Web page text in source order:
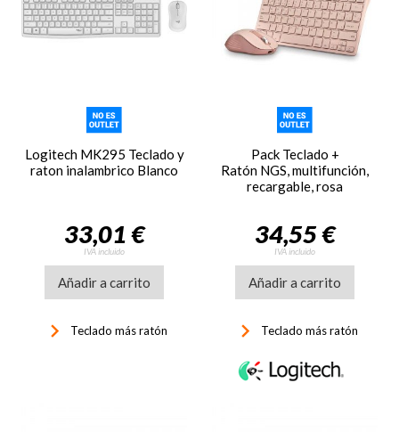
Logitech MK295 Teclado y
raton inalambrico Blanco
33,01 €
IVA incluido
Añadir a carrito
keyboard_arrow_right Teclado más ratón
Pack Teclado +
Ratón NGS, multifunción,
recargable, rosa
34,55 €
IVA incluido
Añadir a carrito
keyboard_arrow_right Teclado más ratón